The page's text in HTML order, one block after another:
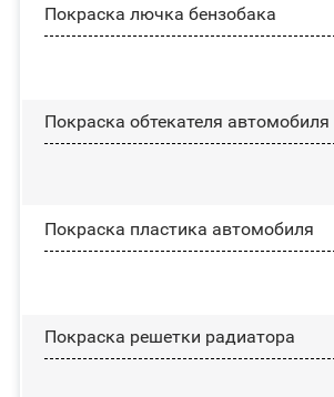
Покраска лючка бензобака
Покраска обтекателя автомобиля
Покраска пластика автомобиля
Покраска решетки радиатора